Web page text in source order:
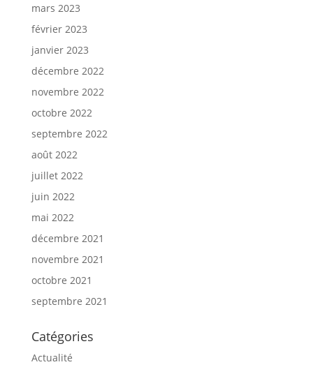
mars 2023
février 2023
janvier 2023
décembre 2022
novembre 2022
octobre 2022
septembre 2022
août 2022
juillet 2022
juin 2022
mai 2022
décembre 2021
novembre 2021
octobre 2021
septembre 2021
Catégories
Actualité